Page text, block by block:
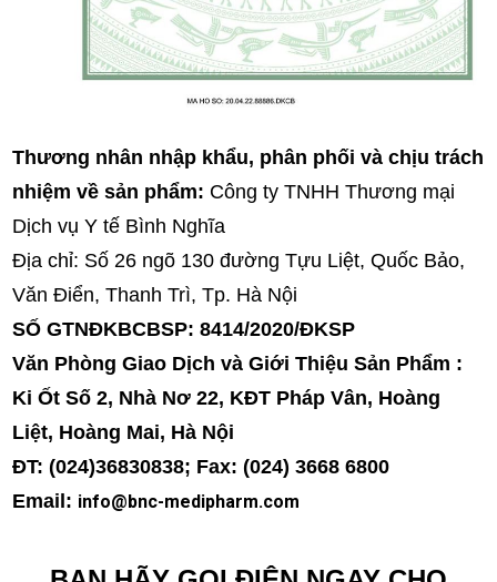
Thương nhân nhập khẩu, phân phối và chịu trách
nhiệm về sản phẩm: Công ty TNHH Thương mại
Dịch vụ Y tế Bình Nghĩa
Địa chỉ: Số 26 ngõ 130 đường Tựu Liệt, Quốc Bảo,
Văn Điển, Thanh Trì, Tp. Hà Nội
SỐ GTNĐKBCBSP: 8414/2020/ĐKSP
Văn Phòng Giao Dịch và Giới Thiệu Sản Phẩm :
Ki Ốt Số 2, Nhà Nơ 22, KĐT Pháp Vân, Hoàng
Liệt, Hoàng Mai, Hà Nội
ĐT: (024)36830838; Fax: (024) 3668 6800
Email: info@bnc-medipharm.com